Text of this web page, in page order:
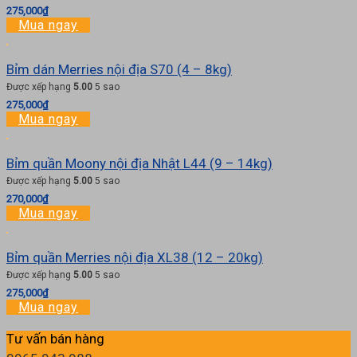
275,000₫
Mua ngay
Bỉm dán Merries nội địa S70 (4 – 8kg)
Được xếp hạng 5.00 5 sao
275,000₫
Mua ngay
Bỉm quần Moony nội địa Nhật L44 (9 – 14kg)
Được xếp hạng 5.00 5 sao
270,000₫
Mua ngay
Bỉm quần Merries nội địa XL38 (12 – 20kg)
Được xếp hạng 5.00 5 sao
275,000₫
Mua ngay
Tư vấn bán hàng